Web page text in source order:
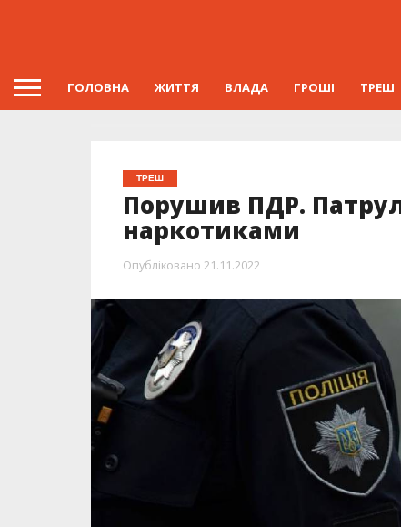
ГОЛОВНА ЖИТТЯ ВЛАДА ГРОШІ ТРЕШ
ТРЕШ
Порушив ПДР.
наркотиками
Опубліковано 21.11.2022